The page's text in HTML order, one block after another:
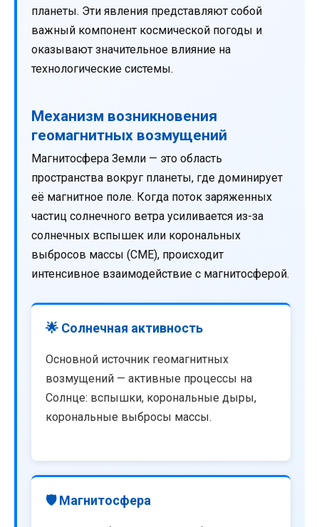
планеты. Эти явления представляют собой
важный компонент космической погоды и
оказывают значительное влияние на
технологические системы.
Механизм возникновения
геомагнитных возмущений
Магнитосфера Земли — это область
пространства вокруг планеты, где доминирует
её магнитное поле. Когда поток заряженных
частиц солнечного ветра усиливается из-за
солнечных вспышек или корональных
выбросов массы (CME), происходит
интенсивное взаимодействие с магнитосферой.
🌟 Солнечная активность
Основной источник геомагнитных
возмущений — активные процессы на
Солнце: вспышки, корональные дыры,
корональные выбросы массы.
🛡️ Магнитосфера